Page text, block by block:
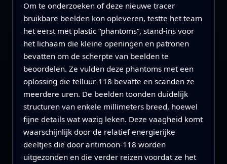
Om te onderzoeken of deze nieuwe tracer
bruikbare beelden kon opleveren, testte het team
het eerst met plastic “phantoms”, stand-ins voor
het lichaam die kleine openingen en patronen
bevatten om de scherpte van beelden te
beoordelen. Ze vulden deze phantoms met een
oplossing die telluur-118 bevatte en scanden ze
meerdere uren. De beelden toonden duidelijk
structuren van enkele millimeters breed, hoewel
fijne details wat wazig leken. Deze vaagheid komt
waarschijnlijk door de relatief energierijke
deeltjes die door antimoon-118 worden
uitgezonden en die verder reizen voordat ze het